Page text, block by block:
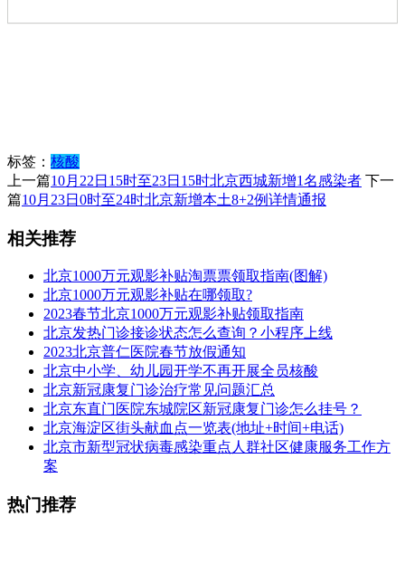
标签： 核酸
上一篇10月22日15时至23日15时北京西城新增1名感染者 下一
篇10月23日0时至24时北京新增本土8+2例详情通报
相关推荐
北京1000万元观影补贴淘票票领取指南(图解)
北京1000万元观影补贴在哪领取?
2023春节北京1000万元观影补贴领取指南
北京发热门诊接诊状态怎么查询？小程序上线
2023北京普仁医院春节放假通知
北京中小学、幼儿园开学不再开展全员核酸
北京新冠康复门诊治疗常见问题汇总
北京东直门医院东城院区新冠康复门诊怎么挂号？
北京海淀区街头献血点一览表(地址+时间+电话)
​北京市新型冠状病毒感染重点人群社区健康服务工作方
案
热门推荐